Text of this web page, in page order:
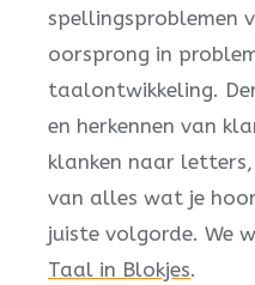
spellingsproblemen
oorsprong in
taalontwikkeling.
en herkennen van
klanken naar
van alles wat je
juiste volgorde. We
Taal in Blokjes.